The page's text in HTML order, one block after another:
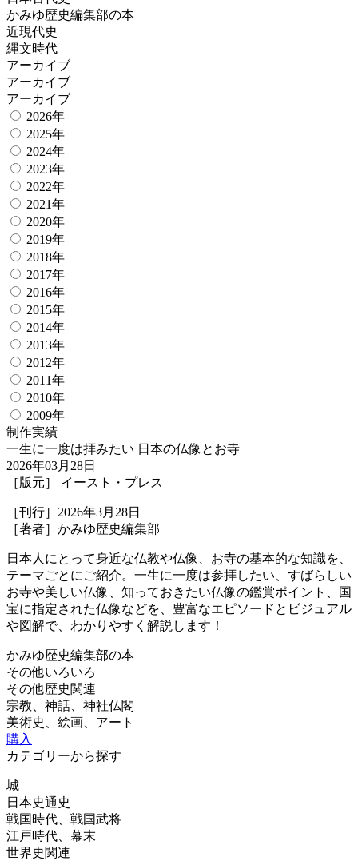
かみゆ歴史編集部の本
近現代史
縄文時代
アーカイブ
アーカイブ
アーカイブ
2026年
2025年
2024年
2023年
2022年
2021年
2020年
2019年
2018年
2017年
2016年
2015年
2014年
2013年
2012年
2011年
2010年
2009年
制作実績
一生に一度は拝みたい 日本の仏像とお寺
2026年03月28日
［版元］ イースト・プレス
［刊行］2026年3月28日
［著者］かみゆ歴史編集部
日本人にとって身近な仏教や仏像、お寺の基本的な知識を、
テーマごとにご紹介。一生に一度は参拝したい、すばらしい
お寺や美しい仏像、知っておきたい仏像の鑑賞ポイント、国
宝に指定された仏像などを、豊富なエピソードとビジュアル
や図解で、わかりやすく解説します！
かみゆ歴史編集部の本
その他いろいろ
その他歴史関連
宗教、神話、神社仏閣
美術史、絵画、アート
購入
カテゴリーから探す
城
日本史通史
戦国時代、戦国武将
江戸時代、幕末
世界史関連